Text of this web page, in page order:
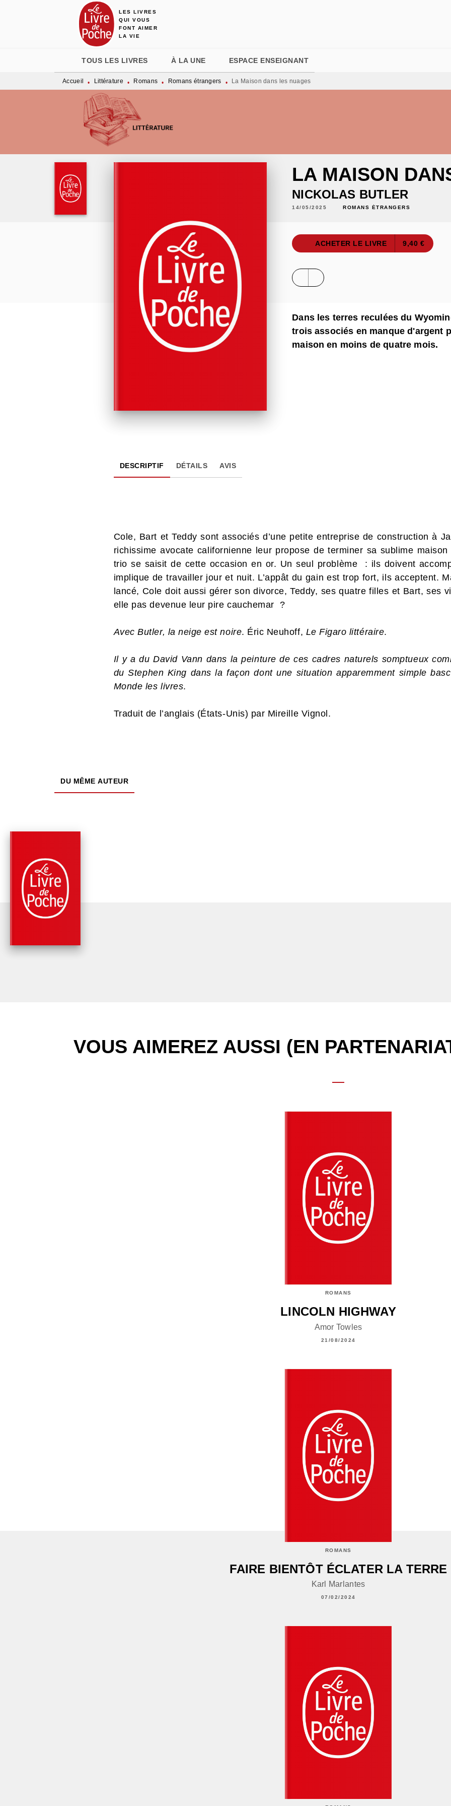
MENU RECHERCHE
LES LIVRES
QUI VOUS
FONT AIMER
LA VIE
TOUS LES LIVRES À LA UNE ESPACE ENSEIGNANT
Accueil • Littérature • Romans • Romans étrangers • La Maison dans les nuages
LA MAISON
NICKOLAS BUTLER
14/05/2025 ROMANS ÉTRANGERS
ACHETER LE LIVRE 9,40 €
Dans les terres reculées du
trois associés en manque d'argent
maison en moins de quatre mois.
DESCRIPTIF DÉTAILS AVIS
Cole, Bart et Teddy sont associés d’une petite entreprise de construction à
richissime avocate californienne leur propose de terminer sa sublime
trio se saisit de cette occasion en or. Un seul problème : ils doivent
implique de travailler jour et nuit. L’appât du gain est trop fort, ils acceptent.
lancé, Cole doit aussi gérer son divorce, Teddy, ses quatre filles et Bart, ses
elle pas devenue leur pire cauchemar ?
Avec Butler, la neige est noire. Éric Neuhoff, Le Figaro littéraire.
Il y a du David Vann dans la peinture de ces cadres naturels somptueux
du Stephen King dans la façon dont une situation apparemment simple
Monde les livres.
Traduit de l’anglais (États-Unis) par Mireille Vignol.
DU MÊME AUTEUR
VOUS AIMEREZ AUSSI (EN
ROMANS
LINCOLN HIGHWAY
Amor Towles
21/08/2024
ROMANS
FAIRE BIENTÔT ÉCLATER LA TERRE
Karl Marlantes
07/02/2024